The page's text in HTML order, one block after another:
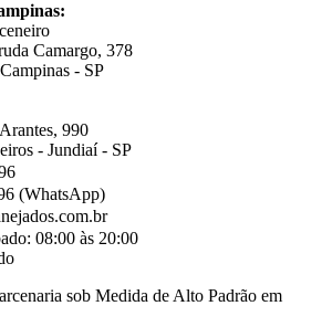
Camargo, 378
- SP
990
- Jundiaí - SP
(WhatsApp)
08:00 às 20:00
sob Medida de Alto Padrão em